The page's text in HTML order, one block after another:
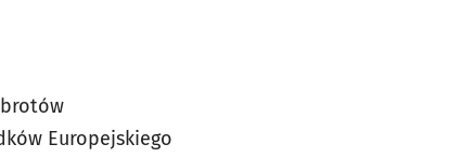
Europejskiego